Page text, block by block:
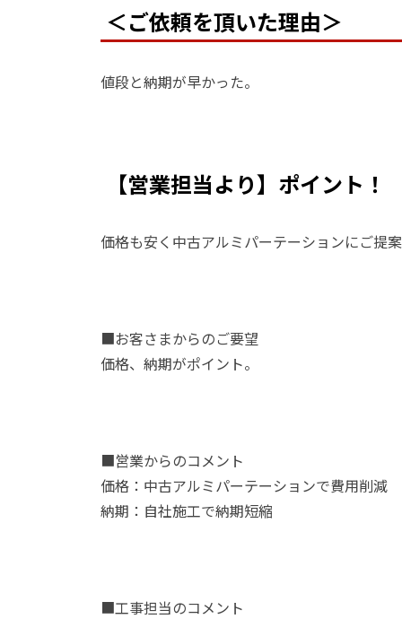
＜ご依頼を頂いた理由＞
値段と納期が早かった。
【営業担当より】ポイント！
価格も安く中古アルミパーテーションにご提
■お客さまからのご要望
価格、納期がポイント。
■営業からのコメント
価格：中古アルミパーテーションで費用削減
納期：自社施工で納期短縮
■工事担当のコメント